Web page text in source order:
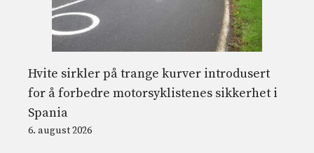
Hvite sirkler på trange kurver introdusert
for å forbedre motorsyklistenes sikkerhet i
Spania
6. august 2026